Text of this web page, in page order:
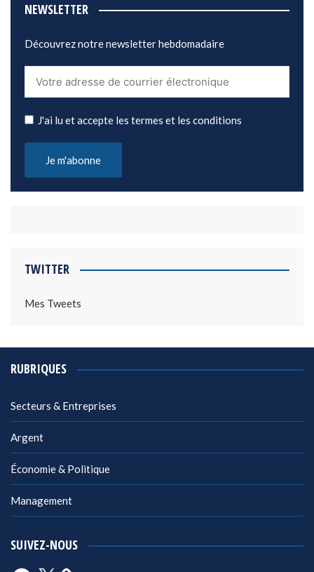
NEWSLETTER
Découvrez notre newsletter hebdomadaire
J'ai lu et accepte les termes et les conditions
TWITTER
Mes Tweets
RUBRIQUES
Secteurs & Entreprises
Argent
Économie & Politique
Management
SUIVEZ-NOUS